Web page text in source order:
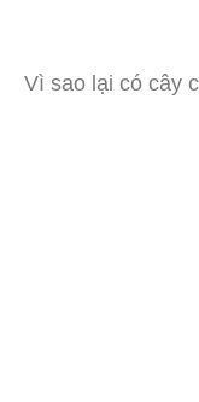
Vì sao lại có cây